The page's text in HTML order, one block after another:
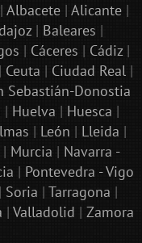
Albacete| Alicante|
| Baleares |
| Cáceres | Cádiz|
| Ceuta | Ciudad Real|
Sebastián-Donostia
| Huelva | Huesca |
| León | Lleida |
| Murcia | Navarra -
| Pontevedra - Vigo
| Soria | Tarragona |
| Valladolid | Zamora